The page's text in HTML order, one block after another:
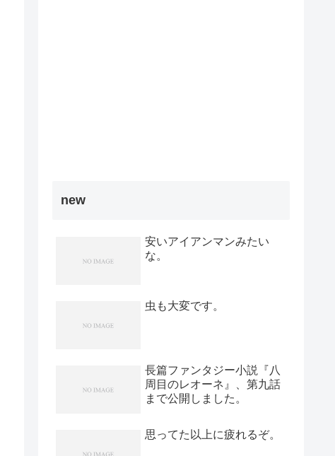
new
安いアイアンマンみたい
な。
虫も大変です。
長篇ファンタジー小説『八
周目のレオーネ』、第九話
まで公開しました。
思ってた以上に疲れるぞ。